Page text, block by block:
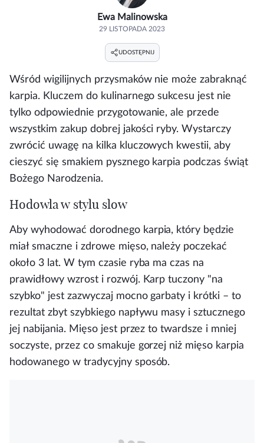
Ewa Malinowska
29 LISTOPADA 2023
UDOSTĘPNIJ
Wśród wigilijnych przysmaków nie może zabraknąć
karpia. Kluczem do kulinarnego sukcesu jest nie
tylko odpowiednie przygotowanie, ale przede
wszystkim zakup dobrej jakości ryby. Wystarczy
zwrócić uwagę na kilka kluczowych kwestii, aby
cieszyć się smakiem pysznego karpia podczas świąt
Bożego Narodzenia.
Hodowla w stylu slow
Aby wyhodować dorodnego karpia, który będzie
miał smaczne i zdrowe mięso, należy poczekać
około 3 lat. W tym czasie ryba ma czas na
prawidłowy wzrost i rozwój. Karp tuczony "na
szybko" jest zazwyczaj mocno garbaty i krótki – to
rezultat zbyt szybkiego napływu masy i sztucznego
jej nabijania. Mięso jest przez to twardsze i mniej
soczyste, przez co smakuje gorzej niż mięso karpia
hodowanego w tradycyjny sposób.